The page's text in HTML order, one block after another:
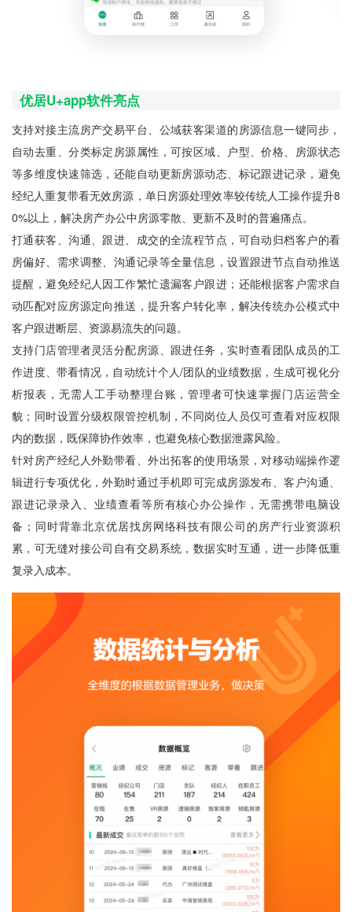
优居U+app软件亮点
支持对接主流房产交易平台、公域获客渠道的房源信息一键同步，
自动去重、分类标定房源属性，可按区域、户型、价格、房源状态
等多维度快速筛选，还能自动更新房源动态、标记跟进记录，避免
经纪人重复带看无效房源，单日房源处理效率较传统人工操作提升8
0%以上，解决房产办公中房源零散、更新不及时的普遍痛点。
打通获客、沟通、跟进、成交的全流程节点，可自动归档客户的看
房偏好、需求调整、沟通记录等全量信息，设置跟进节点自动推送
提醒，避免经纪人因工作繁忙遗漏客户跟进；还能根据客户需求自
动匹配对应房源定向推送，提升客户转化率，解决传统办公模式中
客户跟进断层、资源易流失的问题。
支持门店管理者灵活分配房源、跟进任务，实时查看团队成员的工
作进度、带看情况，自动统计个人/团队的业绩数据，生成可视化分
析报表，无需人工手动整理台账，管理者可快速掌握门店运营全
貌；同时设置分级权限管控机制，不同岗位人员仅可查看对应权限
内的数据，既保障协作效率，也避免核心数据泄露风险。
针对房产经纪人外勤带看、外出拓客的使用场景，对移动端操作逻
辑进行专项优化，外勤时通过手机即可完成房源发布、客户沟通、
跟进记录录入、业绩查看等所有核心办公操作，无需携带电脑设
备；同时背靠北京优居找房网络科技有限公司的房产行业资源积
累，可无缝对接公司自有交易系统，数据实时互通，进一步降低重
复录入成本。